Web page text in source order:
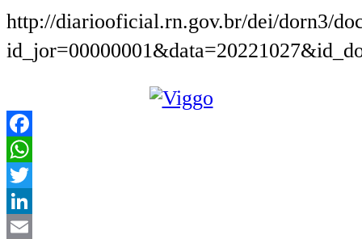
http://diariooficial.rn.gov.br/dei/dorn3/
Facebook
WhatsApp
Twitter
LinkedIn